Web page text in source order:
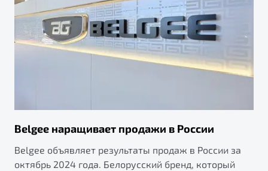
Belgee наращивает продажи в России
Belgee объявляет результаты продаж в России за
октябрь 2024 года. Белорусский бренд, который